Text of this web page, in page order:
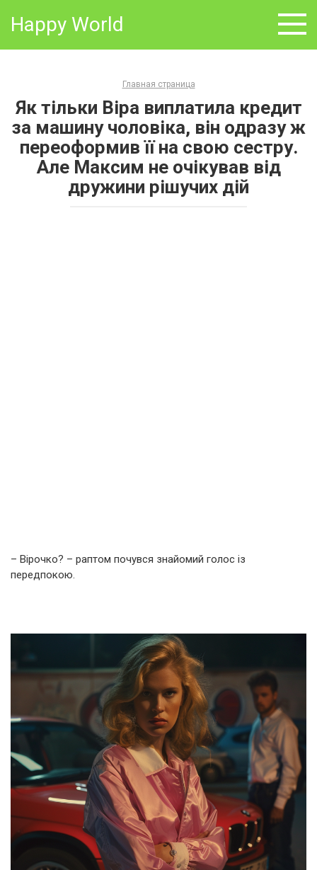
Happy World
Главная страница
Як тільки Віра виплатила кредит
за машину чоловіка, він одразу ж
переоформив її на свою сестру.
Але Максим не очікував від
дружини рішучих дій
– Вірочко? – раптом почувся знайомий голос із
передпокою.